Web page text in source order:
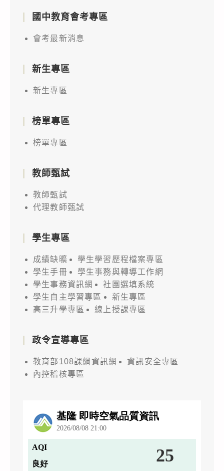
國中教育會考專區
會考最新消息
新生專區
新生專區
榜單專區
榜單專區
教師甄試
教師甄試
代理教師甄試
學生專區
成績缺曠
學生學習歷程檔案專區
學生手冊
學生事務與轉導工作網
學生事務資訊網
社團選填系統
學生自主學習專區
新生專區
高三升學專區
線上授課專區
政令宣導專區
教育部108課綱資訊網
資訊安全專區
內控稽核專區